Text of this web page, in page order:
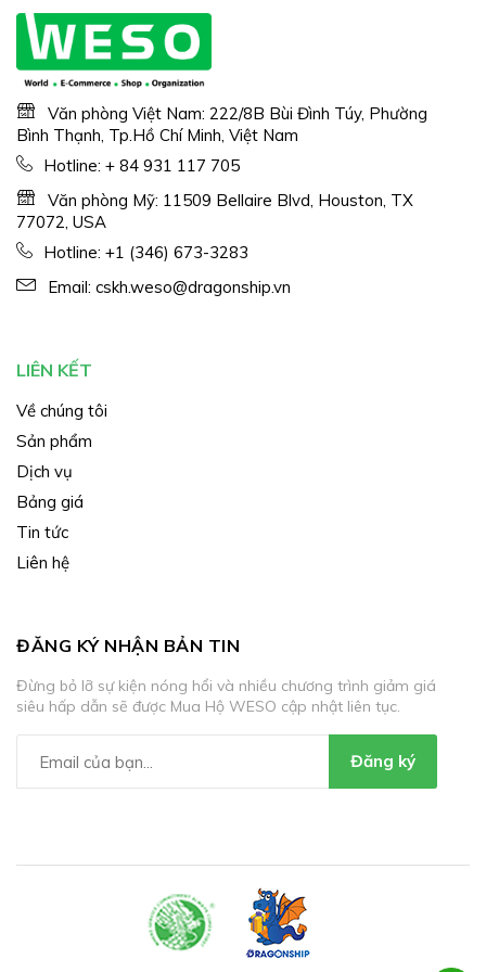
Văn phòng Việt Nam: 222/8B Bùi Đình Túy, Phường
Bình Thạnh, Tp.Hồ Chí Minh, Việt Nam
Hotline: + 84 931 117 705
Văn phòng Mỹ: 11509 Bellaire Blvd, Houston, TX
77072, USA
Hotline: +1 (346) 673-3283
Email: cskh.weso@dragonship.vn
LIÊN KẾT
Về chúng tôi
Sản phẩm
Dịch vụ
Bảng giá
Tin tức
Liên hệ
ĐĂNG KÝ NHẬN BẢN TIN
Đừng bỏ lỡ sự kiện nóng hổi và nhiều chương trình giảm giá
siêu hấp dẫn sẽ được Mua Hộ WESO cập nhật liên tục.
Đăng ký